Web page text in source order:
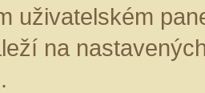
uživatelském
na